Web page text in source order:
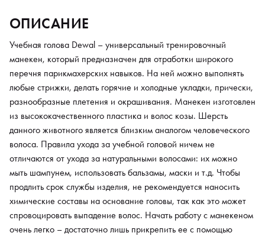
помощью штатива к подходящей рабочей поверхности
(например, к столу).
ОПИСАНИЕ
Учебная голова Dewal – универсальный тренировочный
манекен, который предназначен для отработки широкого
перечня парикмахерских навыков. На ней можно выполнять
любые стрижки, делать горячие и холодные укладки, прически,
разнообразные плетения и окрашивания. Манекен изготовлен
из высококачественного пластика и волос козы. Шерсть
данного животного является близким аналогом человеческого
волоса. Правила ухода за учебной головой ничем не
отличаются от ухода за натуральными волосами: их можно
мыть шампунем, использовать бальзамы, маски и т.д. Чтобы
продлить срок службы изделия, не рекомендуется наносить
химические составы на основание головы, так как это может
спровоцировать выпадение волос. Начать работу с манекеном
очень легко – достаточно лишь прикрепить ее с помощью